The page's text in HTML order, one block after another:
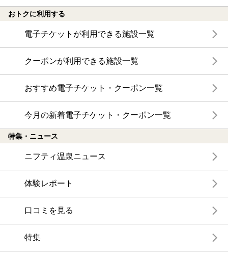
おトクに利用する
電子チケットが利用できる施設一覧
クーポンが利用できる施設一覧
おすすめ電子チケット・クーポン一覧
今月の新着電子チケット・クーポン一覧
特集・ニュース
ニフティ温泉ニュース
体験レポート
口コミを見る
特集